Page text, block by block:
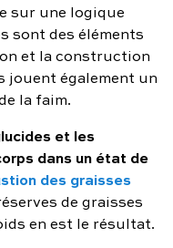
sur une logique
sont des éléments
et la construction
jouent également un
la faim.
et les
dans un état de
des graisses
de graisses
en est le résultat.